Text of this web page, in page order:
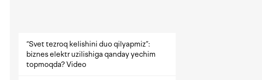
“Svet tezroq kelishini duo qilyapmiz”:
biznes elektr uzilishiga qanday yechim
topmoqda? Video